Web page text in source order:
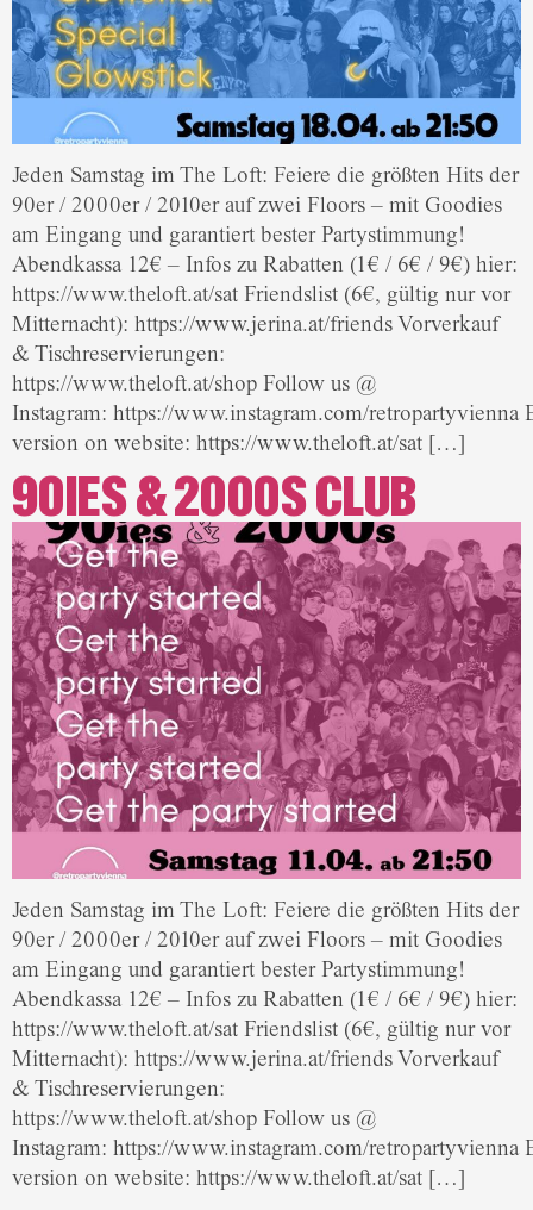
Jeden Samstag im The Loft: Feiere die größten Hits der
90er / 2000er / 2010er auf zwei Floors – mit Goodies
am Eingang und garantiert bester Partystimmung!
Abendkassa 12€ – Infos zu Rabatten (1€ / 6€ / 9€) hier:
https://www.theloft.at/sat Friendslist (6€, gültig nur vor
Mitternacht): https://www.jerina.at/friends Vorverkauf
& Tischreservierungen:
https://www.theloft.at/shop Follow us @
Instagram: https://www.instagram.com/retropartyvienna
version on website: https://www.theloft.at/sat […]
90IES & 2000S CLUB
Jeden Samstag im The Loft: Feiere die größten Hits der
90er / 2000er / 2010er auf zwei Floors – mit Goodies
am Eingang und garantiert bester Partystimmung!
Abendkassa 12€ – Infos zu Rabatten (1€ / 6€ / 9€) hier:
https://www.theloft.at/sat Friendslist (6€, gültig nur vor
Mitternacht): https://www.jerina.at/friends Vorverkauf
& Tischreservierungen:
https://www.theloft.at/shop Follow us @
Instagram: https://www.instagram.com/retropartyvienna
version on website: https://www.theloft.at/sat […]